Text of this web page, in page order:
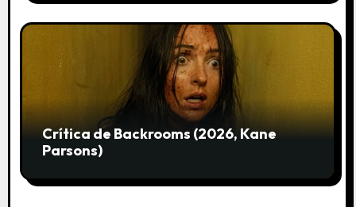
Crítica de Backrooms (2026, Kane
Parsons)